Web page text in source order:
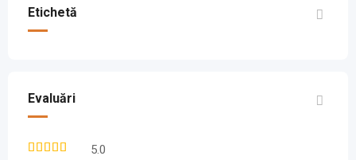
Etichetă
Evaluări
5.0